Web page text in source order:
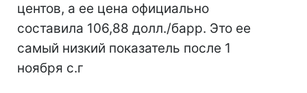
центов, а ее цена официально
составила 106,88 долл./барр. Это ее
самый низкий показатель после 1
ноября с.г